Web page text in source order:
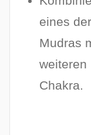
eines
Mudras
weiteren
Chakra.